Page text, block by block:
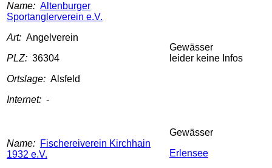
Name: Altenburger
Sportanglerverein e.V.
Art: Angelverein
PLZ: 36304
Ortslage: Alsfeld
Internet: -
Gewässer
leider keine Infos
Name: Fischereiverein Kirchhain
1932 e.V.
Gewässer
Erlensee